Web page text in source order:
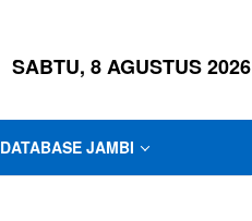
SABTU, 8 AGUSTUS 2026
DATABASE JAMBI